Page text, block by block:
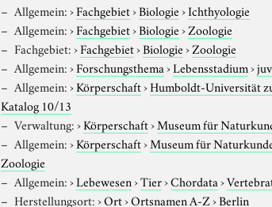
Allgemein:›Fachgebiet›Biologie›Ichthyologie
Allgemein:›Fachgebiet›Biologie›Zoologie
Fachgebiet:›Fachgebiet›Biologie›Zoologie
Allgemein:›Forschungsthema›Lebensstadium›
Allgemein:›Körperschaft›Humboldt-Universität
Katalog 10/13
Verwaltung:›Körperschaft›Museum für
Allgemein:›Körperschaft›Museum für
Zoologie
Allgemein:›Lebewesen›Tier›Chordata›
Herstellungsort:›Ort›Ortsnamen A-Z›Berlin